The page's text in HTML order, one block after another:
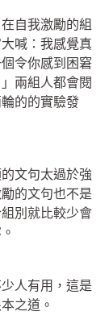
自我激勵的組
喊：我感覺真
令你感到困窘
兩組人都會閱
的的實驗發
文句太過於強
的文句也不是
別就比較少會
人有用，這是
之道。